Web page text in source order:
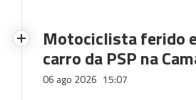
Motociclista ferido
carro da PSP na
06 ago 2026 15:07